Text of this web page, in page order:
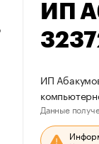
ИП
ИП
Данные